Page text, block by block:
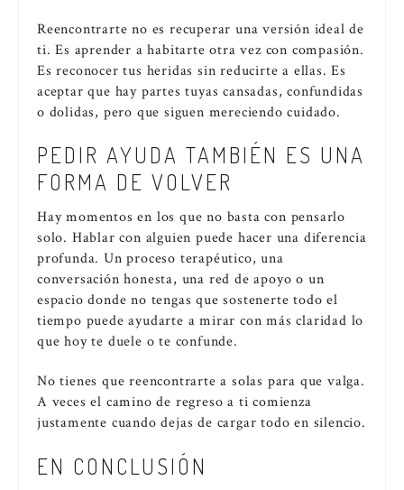
Reencontrarte no es recuperar una versión ideal de
ti. Es aprender a habitarte otra vez con compasión.
Es reconocer tus heridas sin reducirte a ellas. Es
aceptar que hay partes tuyas cansadas, confundidas
o dolidas, pero que siguen mereciendo cuidado.
PEDIR AYUDA TAMBIÉN ES UNA
FORMA DE VOLVER
Hay momentos en los que no basta con pensarlo
solo. Hablar con alguien puede hacer una diferencia
profunda. Un proceso terapéutico, una
conversación honesta, una red de apoyo o un
espacio donde no tengas que sostenerte todo el
tiempo puede ayudarte a mirar con más claridad lo
que hoy te duele o te confunde.
No tienes que reencontrarte a solas para que valga.
A veces el camino de regreso a ti comienza
justamente cuando dejas de cargar todo en silencio.
EN CONCLUSIÓN